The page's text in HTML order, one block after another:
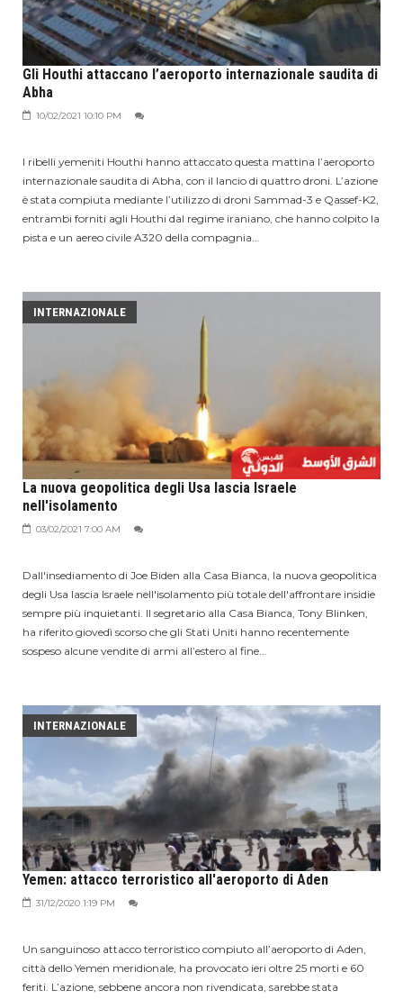
Gli Houthi attaccano l’aeroporto internazionale saudita di
Abha
10/02/2021 10:10 PM
I ribelli yemeniti Houthi hanno attaccato questa mattina l’aeroporto
internazionale saudita di Abha, con il lancio di quattro droni. L’azione
è stata compiuta mediante l’utilizzo di droni Sammad-3 e Qassef-K2,
entrambi forniti agli Houthi dal regime iraniano, che hanno colpito la
pista e un aereo civile A320 della compagnia...
INTERNAZIONALE
La nuova geopolitica degli Usa lascia Israele
nell'isolamento
03/02/2021 7:00 AM
Dall'insediamento di Joe Biden alla Casa Bianca, la nuova geopolitica
degli Usa lascia Israele nell'isolamento più totale dell'affrontare insidie
sempre più inquietanti. Il segretario alla Casa Bianca, Tony Blinken,
ha riferito giovedì scorso che gli Stati Uniti hanno recentemente
sospeso alcune vendite di armi all’estero al fine...
INTERNAZIONALE
Yemen: attacco terroristico all'aeroporto di Aden
31/12/2020 1:19 PM
Un sanguinoso attacco terroristico compiuto all’aeroporto di Aden,
città dello Yemen meridionale, ha provocato ieri oltre 25 morti e 60
feriti. L’azione, sebbene ancora non rivendicata, sarebbe stata